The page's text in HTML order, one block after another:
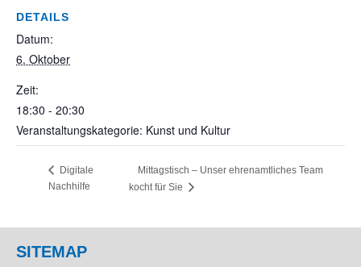
DETAILS
Datum:
6. Oktober
Zeit:
18:30 - 20:30
Veranstaltungskategorie: Kunst und Kultur
Digitale
Nachhilfe
Mittagstisch – Unser ehrenamtliches Team
kocht für Sie
SITEMAP